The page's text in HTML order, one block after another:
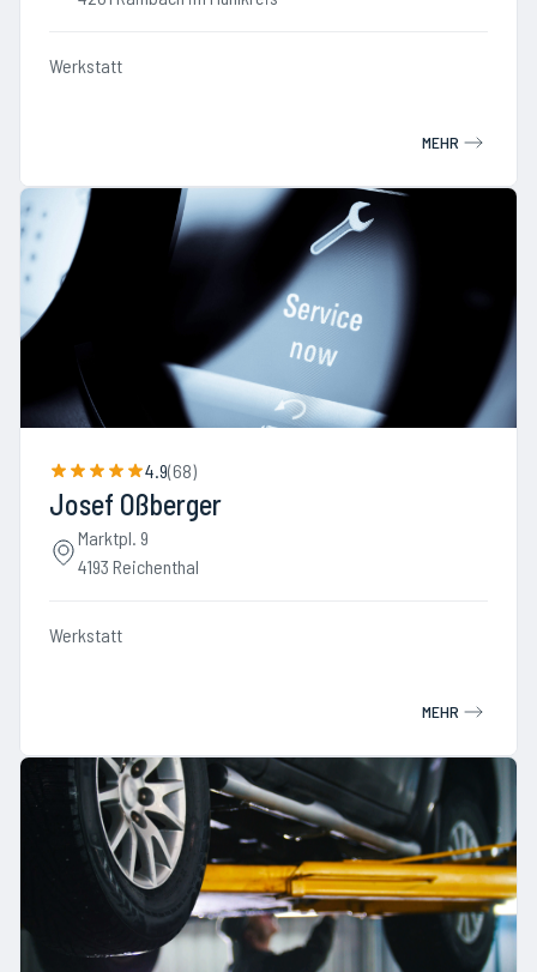
Werkstatt
MEHR
4.9(68)
Josef Oßberger
Marktpl. 9
4193 Reichenthal
Werkstatt
MEHR